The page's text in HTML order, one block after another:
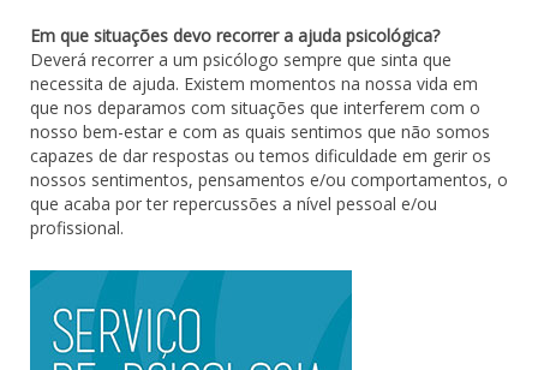
Em que situações devo recorrer a ajuda psicológica?
Deverá recorrer a um psicólogo sempre que sinta que
necessita de ajuda. Existem momentos na nossa vida em
que nos deparamos com situações que interferem com o
nosso bem-estar e com as quais sentimos que não somos
capazes de dar respostas ou temos dificuldade em gerir os
nossos sentimentos, pensamentos e/ou comportamentos, o
que acaba por ter repercussões a nível pessoal e/ou
profissional.